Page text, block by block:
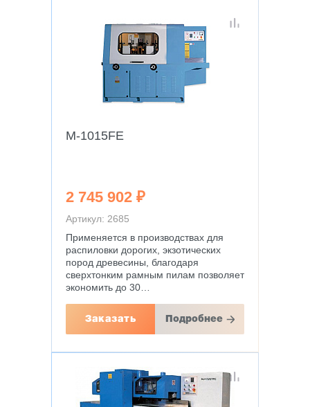
M-1015FE
2 745 902 ₽
Артикул: 2685
Применяется в производствах для
распиловки дорогих, экзотических
пород древесины, благодаря
сверхтонким рамным пилам позволяет
экономить до 30…
Заказать Подробнее